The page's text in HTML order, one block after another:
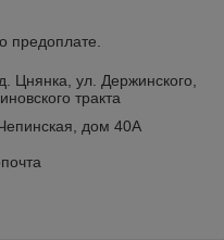
предоплате.
Цнянка, ул. Держинского,
тракта
дом 40А